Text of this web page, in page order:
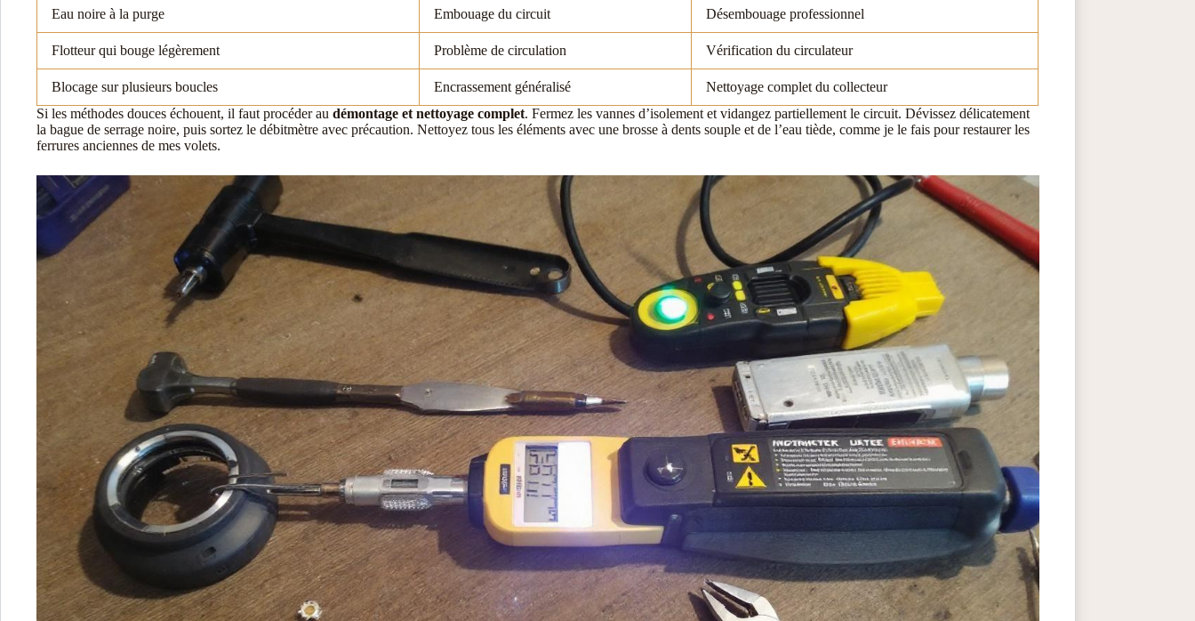
Eau noire à la purge Embouage du circuit Désembouage professionnel
Flotteur qui bouge légèrement Problème de circulation Vérification du circulateur
Blocage sur plusieurs boucles Encrassement généralisé
Nettoyage complet du collecteur
Si les méthodes douces échouent, il faut procéder au démontage et nettoyage complet. Fermez les vannes d’isolement et vidangez partiellement le circuit. Dévissez délicatement
la bague de serrage noire, puis sortez le débitmètre avec précaution. Nettoyez tous les éléments avec une brosse à dents souple et de l’eau tiède, comme je le fais pour restaurer les
ferrures anciennes de mes volets.